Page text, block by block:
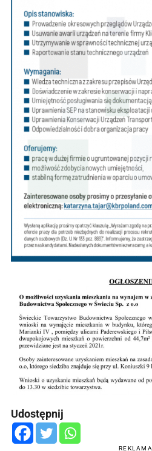
Udostępnij
REKLAMA